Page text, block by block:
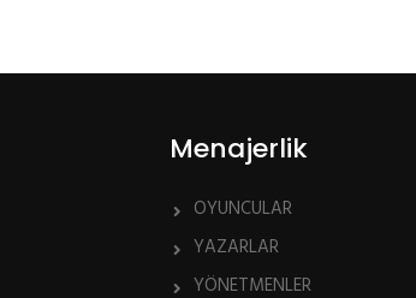
Menajerlik
OYUNCULAR
YAZARLAR
YÖNETMENLER